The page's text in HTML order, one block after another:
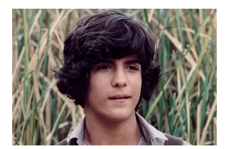
WN
SUBANG
WN
SUKABUMI
WN
PURWAKARTA
WN
PRIANGAN
TIMUR